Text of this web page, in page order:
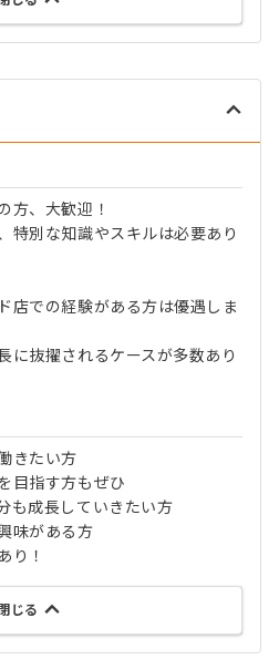
方、大歓迎！
特別な知識やスキルは必要あり
店での経験がある方は優遇しま
に抜擢されるケースが多数あり
きたい方
目指す方もぜひ
も成長していきたい方
味がある方
り！
閉じる